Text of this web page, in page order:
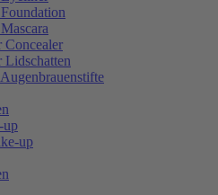
Concealer
Lidschatten
up
up